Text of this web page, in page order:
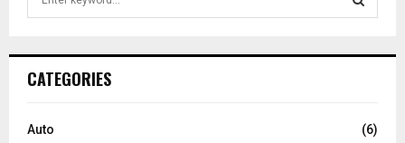
h
o
CATEGORIES
Auto
(6)